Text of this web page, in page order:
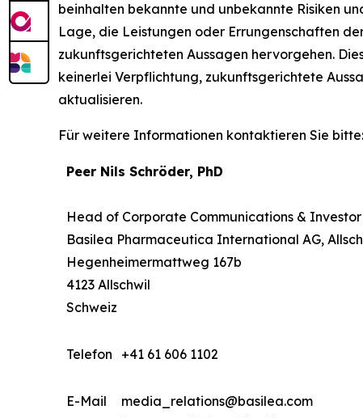
beinhalten bekannte und unbekannte Risiken
Lage, die Leistungen oder Errungenschaften
zukunftsgerichteten Aussagen hervorgehen.
keinerlei Verpflichtung, zukunftsgerichtete
aktualisieren.
Für weitere Informationen kontaktieren Sie bitte:
Peer Nils Schröder, PhD
Head of Corporate Communications &
Basilea Pharmaceutica International AG,
Hegenheimermattweg 167b
4123 Allschwil
Schweiz
Telefon +41 61 606 1102
E-Mail
media_relations@basilea.com